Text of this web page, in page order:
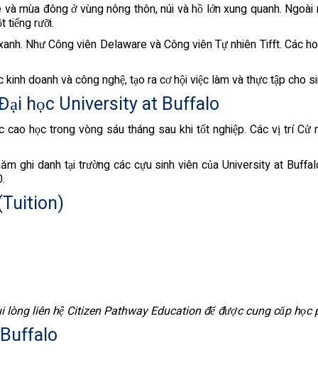
mùa đông ở vùng nông thôn, núi và hồ lớn xung quanh.
tiếng rưỡi.
Như Công viên Delaware và Công viên Tự nhiên Tifft. Các
doanh và công nghệ, tạo ra cơ hội việc làm và thực tập cho
học University at Buffalo
cao học trong vòng sáu tháng sau khi tốt nghiệp. Các vị trí
ghi danh tại trường các cựu sinh viên của University at
liên hệ Citizen Pathway Education để được cung cấp